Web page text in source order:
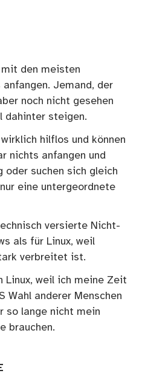
mit den meisten
anfangen. Jemand, der
noch nicht gesehen
dahinter steigen.
hilflos und können
nichts anfangen und
oder suchen sich gleich
eine untergeordnete
versierte Nicht-
als für Linux, weil
verbreitet ist.
Linux, weil ich meine Zeit
Wahl anderer Menschen
so lange nicht mein
brauchen.